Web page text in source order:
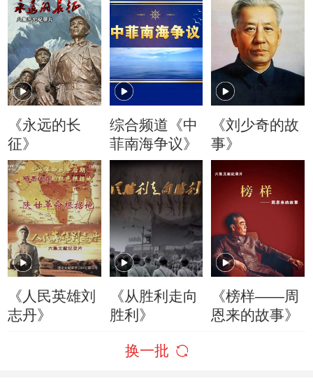
《永远的长
征》
综合频道《中
菲南海争议》
《刘少奇的故
事》
《人民英雄刘
志丹》
《从胜利走向
胜利》
《榜样——周
恩来的故事》
换一批